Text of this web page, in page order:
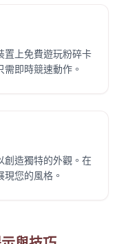
置上免費遊玩粉碎卡
即時競速動作。
創造獨特的外觀。在
您的風格。